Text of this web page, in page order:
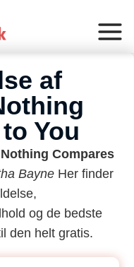
af
You
Nothing Compares
Bayne Her finder
og de bedste
den helt gratis.